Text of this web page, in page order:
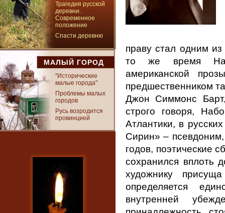
Трагедия русской
деревни.
Современное
положение
Спасти деревню
МАЛЫЙ ГОРОД
"Исторические
малые города"
Проблемы малых
городов
Русь возродится
провинцией
праву стал одним
то же время
американской
предшественником
Джон Симмонс
строго говоря,
Атлантики, в
Сирин» ‒
годов, поэтические
сохранился вплоть
художнику
определяется
внутренней